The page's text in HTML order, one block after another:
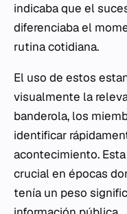
indicaba que el
diferenciaba el
rutina cotidiana.
El uso de estos
visualmente la
banderola, los
identificar
acontecimiento.
crucial en épocas
tenía un peso